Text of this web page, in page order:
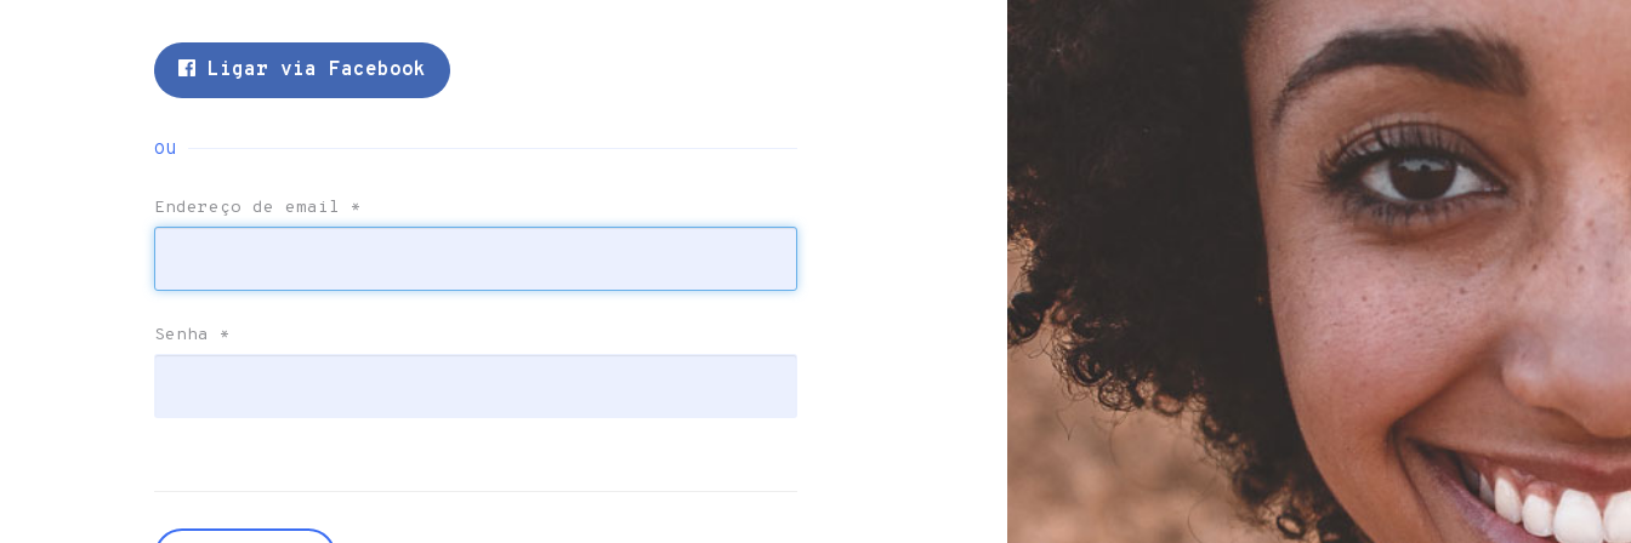
Ligar via Facebook
ou
Endereço de email *
Senha *